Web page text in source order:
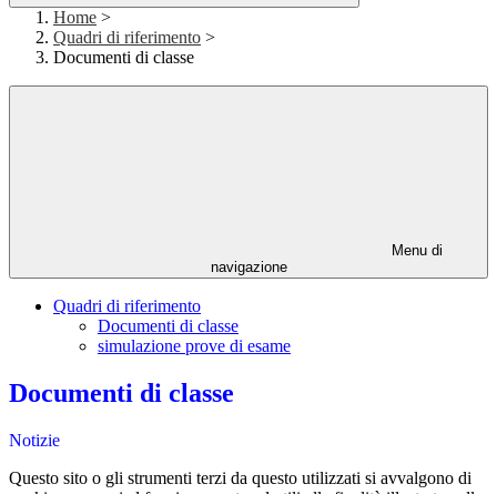
Home >
Quadri di riferimento >
Documenti di classe
Menu di
navigazione
Quadri di riferimento
Documenti di classe
simulazione prove di esame
Documenti di classe
Notizie
Questo sito o gli strumenti terzi da questo utilizzati si avvalgono di